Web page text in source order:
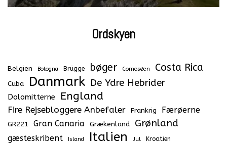
Ordskyen
Belgien Bologna Brügge bøger Comosøen Costa Rica
Cuba Danmark De Ydre Hebrider
Dolomitterne England
Fire Rejsebloggere Anbefaler Frankrig Færøerne
GR221 Gran Canaria Grækenland Grønland
gæsteskribent Island Italien Jul Kroatien